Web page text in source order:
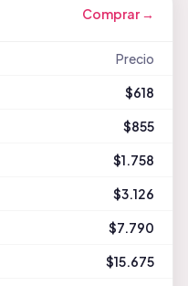
Comprar →
Precio
$618
$855
$1.758
$3.126
$7.790
$15.675